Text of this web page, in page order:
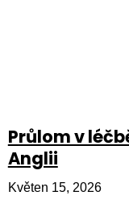
Průlom v
Anglii
Květen 15, 2026